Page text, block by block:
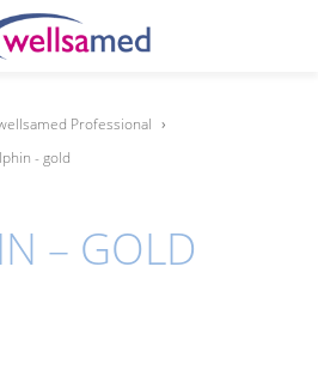
Professional ›
- gold
– GOLD